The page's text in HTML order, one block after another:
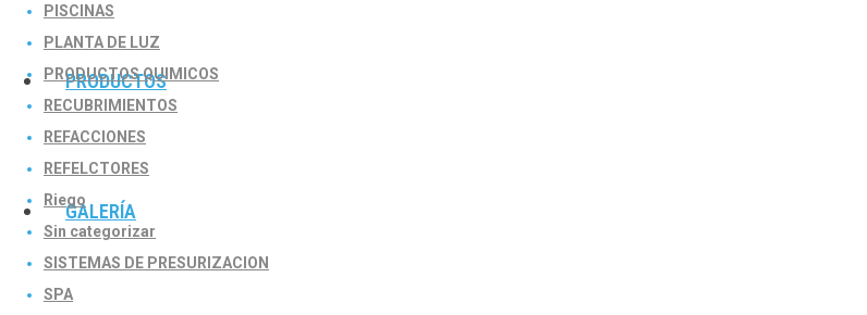
PRODUCTOS
GALERÍA
PISCINAS
PLANTA DE LUZ
PRODUCTOS QUIMICOS
RECUBRIMIENTOS
REFACCIONES
REFELCTORES
Riego
Sin categorizar
SISTEMAS DE PRESURIZACION
SPA